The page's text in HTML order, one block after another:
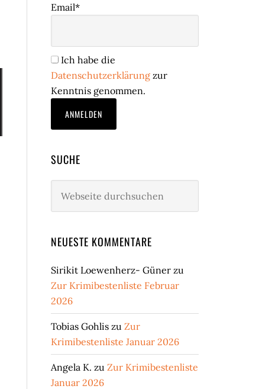
Email*
Ich habe die
Datenschutzerklärung zur
Kenntnis genommen.
SUCHE
durchsuchen
NEUESTE KOMMENTARE
Sirikit Loewenherz- Güner zu
Zur Krimibestenliste Februar
2026
Tobias Gohlis zu Zur
Krimibestenliste Januar 2026
Angela K. zu Zur Krimibestenliste
Januar 2026